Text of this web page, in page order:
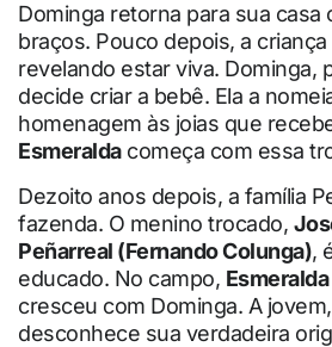
Dominga retorna para sua casa
braços. Pouco depois, a
revelando estar viva. Dominga,
decide criar a bebê. Ela a
homenagem às joias que
Esmeraldacomeça com essa
Dezoito anos depois, a família
fazenda. O menino trocado,
Peñarreal (Fernando Colunga),
educado. No campo,
cresceu com Dominga. A
desconhece sua verdadeira